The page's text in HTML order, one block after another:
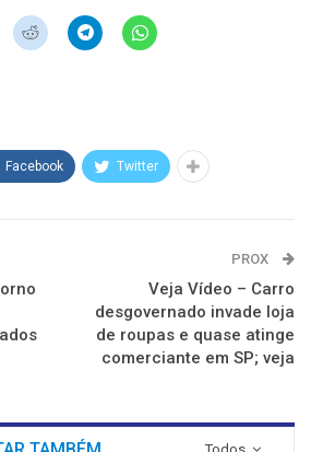
Clique
para
Clique
para
Clique
para
Facebook Twitter
PROX
Veja Vídeo – Carro
desgovernado invade loja
de roupas e quase atinge
comerciante em SP; veja